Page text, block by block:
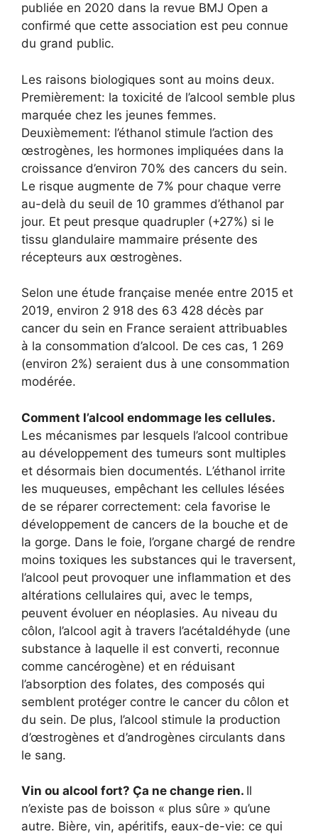
publiée en 2020 dans la revue BMJ Open a
confirmé que cette association est peu connue
du grand public.
Les raisons biologiques sont au moins deux.
Premièrement: la toxicité de l’alcool semble plus
marquée chez les jeunes femmes.
Deuxièmement: l’éthanol stimule l’action des
œstrogènes, les hormones impliquées dans la
croissance d’environ 70% des cancers du sein.
Le risque augmente de 7% pour chaque verre
au-delà du seuil de 10 grammes d’éthanol par
jour. Et peut presque quadrupler (+27%) si le
tissu glandulaire mammaire présente des
récepteurs aux œstrogènes.
Selon une étude française menée entre 2015 et
2019, environ 2 918 des 63 428 décès par
cancer du sein en France seraient attribuables
à la consommation d’alcool. De ces cas, 1 269
(environ 2%) seraient dus à une consommation
modérée.
Comment l’alcool endommage les cellules.
Les mécanismes par lesquels l’alcool contribue
au développement des tumeurs sont multiples
et désormais bien documentés. L’éthanol irrite
les muqueuses, empêchant les cellules lésées
de se réparer correctement: cela favorise le
développement de cancers de la bouche et de
la gorge. Dans le foie, l’organe chargé de rendre
moins toxiques les substances qui le traversent,
l’alcool peut provoquer une inflammation et des
altérations cellulaires qui, avec le temps,
peuvent évoluer en néoplasies. Au niveau du
côlon, l’alcool agit à travers l’acétaldéhyde (une
substance à laquelle il est converti, reconnue
comme cancérogène) et en réduisant
l’absorption des folates, des composés qui
semblent protéger contre le cancer du côlon et
du sein. De plus, l’alcool stimule la production
d’œstrogènes et d’androgènes circulants dans
le sang.
Vin ou alcool fort? Ça ne change rien. Il
n’existe pas de boisson « plus sûre » qu’une
autre. Bière, vin, apéritifs, eaux-de-vie: ce qui